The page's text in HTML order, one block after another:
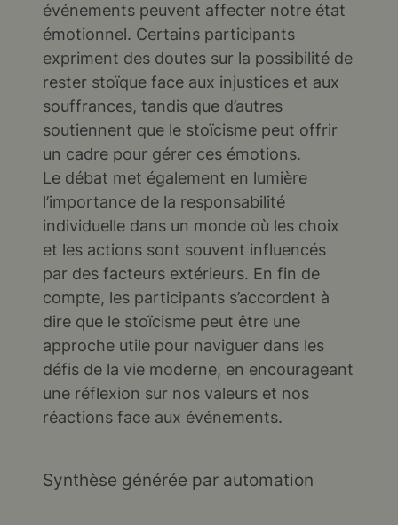
événements peuvent affecter notre état
émotionnel. Certains participants
expriment des doutes sur la possibilité de
rester stoïque face aux injustices et aux
souffrances, tandis que d’autres
soutiennent que le stoïcisme peut offrir
un cadre pour gérer ces émotions.
Le débat met également en lumière
l’importance de la responsabilité
individuelle dans un monde où les choix
et les actions sont souvent influencés
par des facteurs extérieurs. En fin de
compte, les participants s’accordent à
dire que le stoïcisme peut être une
approche utile pour naviguer dans les
défis de la vie moderne, en encourageant
une réflexion sur nos valeurs et nos
réactions face aux événements.
Synthèse générée par automation